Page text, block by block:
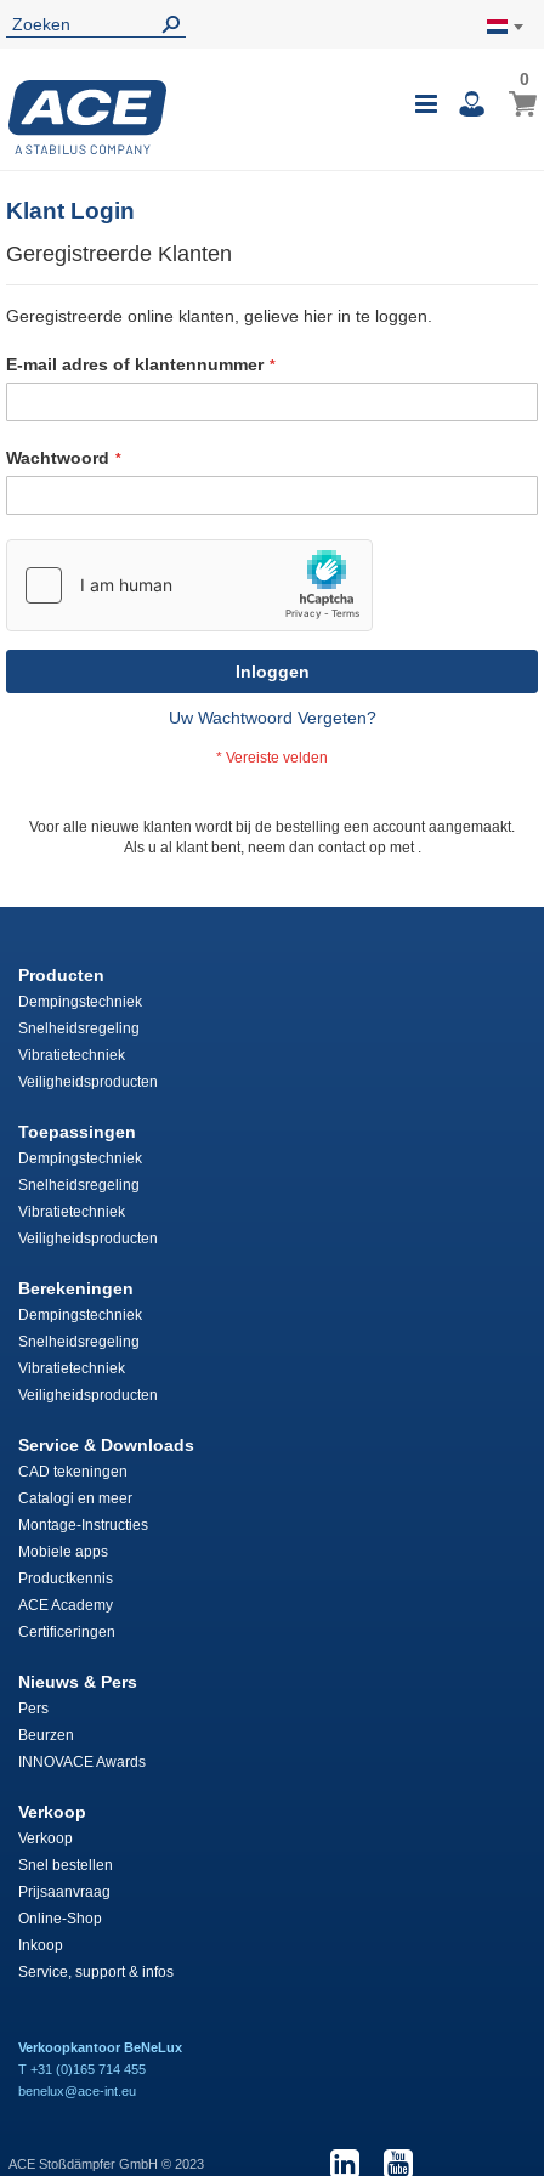
Toggle
00
Klant Login
Geregistreerde Klanten
Geregistreerde online klanten, gelieve hier in te loggen.
E-mail adres of klantennummer
Wachtwoord
Inloggen
Uw Wachtwoord Vergeten?
Voor alle nieuwe klanten wordt bij de bestelling een account aangemaakt.
Als u al klant bent, neem dan contact op met .
Producten
Dempingstechniek
Snelheidsregeling
Vibratietechniek
Veiligheidsproducten
Toepassingen
Dempingstechniek
Snelheidsregeling
Vibratietechniek
Veiligheidsproducten
Berekeningen
Dempingstechniek
Snelheidsregeling
Vibratietechniek
Veiligheidsproducten
Service & Downloads
CAD tekeningen
Catalogi en meer
Montage-Instructies
Mobiele apps
Productkennis
ACE Academy
Certificeringen
Nieuws & Pers
Pers
Beurzen
INNOVACE Awards
Verkoop
Verkoop
Snel bestellen
Prijsaanvraag
Online-Shop
Inkoop
Service, support & infos
Verkoopkantoor BeNeLux
T +31 (0)165 714 455
benelux@ace-int.eu
ACE Stoßdämpfer GmbH © 2023